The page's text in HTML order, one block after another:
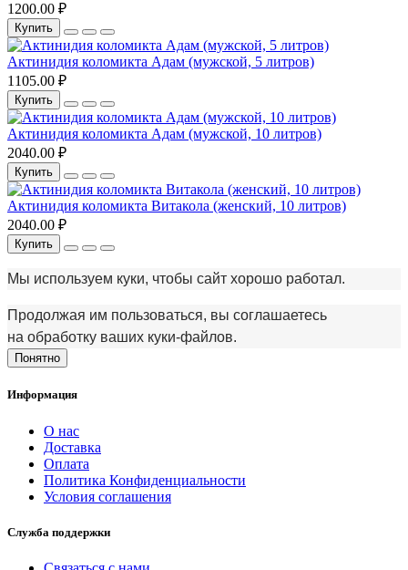
1200.00 ₽
Купить
Актинидия коломикта Адам (мужской, 5 литров)
1105.00 ₽
Купить
Актинидия коломикта Адам (мужской, 10 литров)
2040.00 ₽
Купить
Актинидия коломикта Витакола (женский, 10 литров)
2040.00 ₽
Купить
Мы используем куки, чтобы сайт хорошо работал.
Продолжая им пользоваться, вы соглашаетесь
на обработку ваших куки‑файлов.
Понятно
Информация
О нас
Доставка
Оплата
Политика Конфиденциальности
Условия соглашения
Служба поддержки